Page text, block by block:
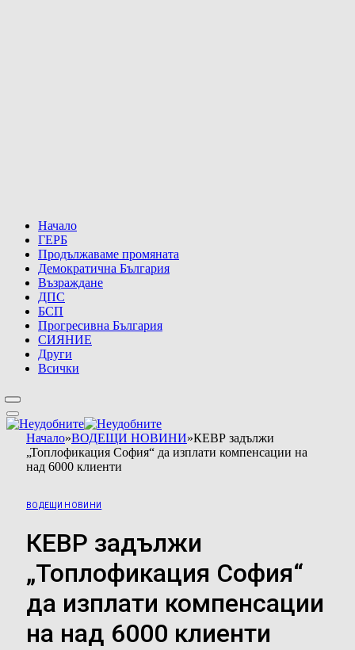
Начало
ГЕРБ
Продължаваме промяната
Демократична България
Възраждане
ДПС
БСП
Прогресивна България
СИЯНИЕ
Други
Всички
Начало»ВОДЕЩИ НОВИНИ»КЕВР задължи
„Топлофикация София“ да изплати компенсации на
над 6000 клиенти
ВОДЕЩИ НОВИНИ
КЕВР задължи
„Топлофикация София“
да изплати компенсации
на над 6000 клиенти